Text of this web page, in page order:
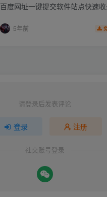
百度网址一键提交软件站点快速
5年前
请登录后发表评论
登录 注册
社交账号登录